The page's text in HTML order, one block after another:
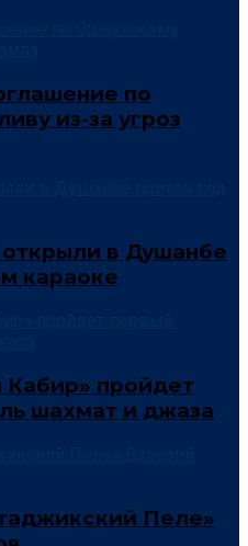
по
из-за угроз
в Душанбе
караоке
Кабир» пройдет
шахмат и джаза
Пеле»